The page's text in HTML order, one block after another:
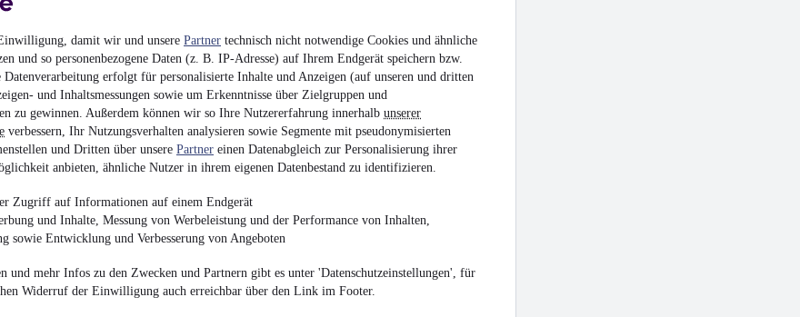
damit wir und unsere Partner technisch nicht notwendige Cookies und ähnliche
und so personenbezogene Daten (z. B. IP-Adresse) auf Ihrem Endgerät speichern bzw.
erfolgt für personalisierte Inhalte und Anzeigen (auf unseren und dritten
und Inhaltsmessungen sowie um Erkenntnisse über Zielgruppen und
zu gewinnen. Außerdem können wir so Ihre Nutzererfahrung innerhalb unserer
verbessern, Ihr Nutzungsverhalten analysieren sowie Segmente mit pseudonymisierten
und Dritten über unsere Partner einen Datenabgleich zur Personalisierung ihrer
anbieten, ähnliche Nutzer in ihrem eigenen Datenbestand zu identifizieren.
Zugriff auf Informationen auf einem Endgerät
und Inhalte, Messung von Werbeleistung und der Performance von Inhalten,
sowie Entwicklung und Verbesserung von Angeboten
und mehr Infos zu den Zwecken und Partnern gibt es unter 'Datenschutzeinstellungen', für
Widerruf der Einwilligung auch erreichbar über den Link im Footer.